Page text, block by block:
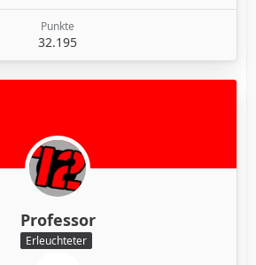
Punkte
32.195
Professor
Erleuchteter